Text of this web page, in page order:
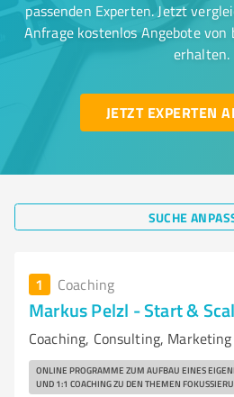
passenden Experten. Jetzt
Anfrage kostenlos Angebote
erhalten.
JETZT EXPERTEN
SUCHE
1 Coaching
Markus Pelzl - Start &
Coaching, Consulting,
ONLINE PROGRAMME ZUM AUFBAU EINES
UND 1:1 COACHING ZU DEN THEMEN